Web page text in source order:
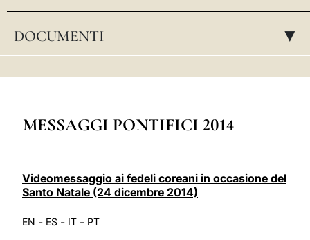
العربيّة
DOCUMENTI ▸
MESSAGGI PONTIFICI 2014
Videomessaggio ai fedeli coreani in occasione del
Santo Natale (24 dicembre 2014)
EN - ES - IT - PT